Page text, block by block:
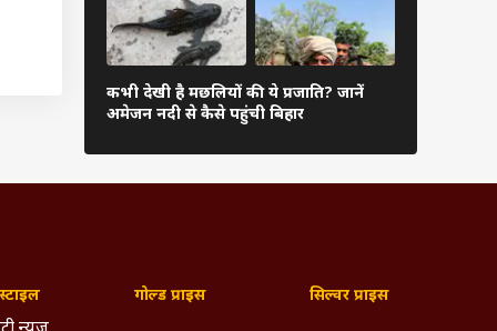
वाले
इससे
कभी देखी है मछलियों की ये प्रजाति? जानें
अमेजन नदी से कैसे पहुंची बिहार
गोल्ड प्राइस सिल्वर प्राइस